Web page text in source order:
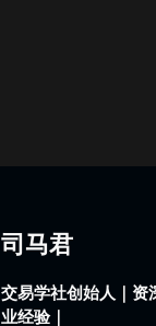
司马君
交易学社创始人｜
业经验｜